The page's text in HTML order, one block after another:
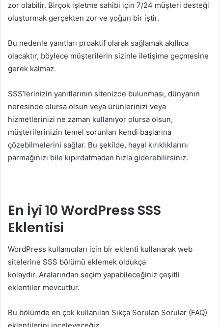
zor olabilir. Birçok işletme sahibi için 7/24 müşteri desteği
oluşturmak gerçekten zor ve yoğun bir iştir.
Bu nedenle yanıtları proaktif olarak sağlamak akıllıca
olacaktır, böylece müşterilerin sizinle iletişime geçmesine
gerek kalmaz.
SSS’lerinizin yanıtlarının sitenizde bulunması, dünyanın
neresinde olursa olsun veya ürünlerinizi veya
hizmetlerinizi ne zaman kullanıyor olursa olsun,
müşterilerinizin temel sorunları kendi başlarına
çözebilmelerini sağlar. Bu şekilde, hayal kırıklıklarını
parmağınızı bile kıpırdatmadan hızla giderebilirsiniz.
En İyi 10 WordPress SSS
Eklentisi
WordPress kullanıcıları için bir eklenti kullanarak web
sitelerine SSS bölümü eklemek oldukça
kolaydır. Aralarından seçim yapabileceğiniz çeşitli
eklentiler mevcuttur.
Bu bölümde en çok kullanılan Sıkça Sorulan Sorular (FAQ)
eklentilerini inceleyeceğiz.